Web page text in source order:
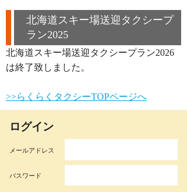
北海道スキー場送迎タクシープ
ラン2025
北海道スキー場送迎タクシープラン2026
は終了致しました。
>>らくらくタクシーTOPページへ
ログイン
メールアドレス
パスワード